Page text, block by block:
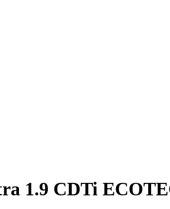
1.9 CDTi